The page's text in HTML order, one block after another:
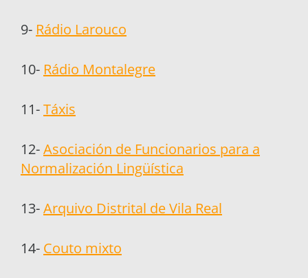
9- Rádio Larouco
10- Rádio Montalegre
11-Táxis
12-Asociación de Funcionarios para a
Normalización Lingüística
13-Arquivo Distrital de Vila Real
14- Couto mixto